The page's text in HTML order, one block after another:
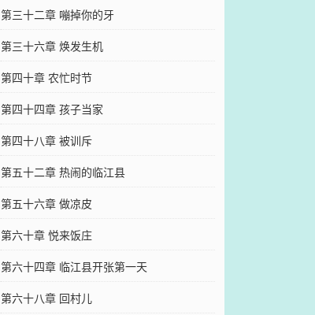
第三十二章 嘣掉你的牙
第三十六章 焕发生机
第四十章 农忙时节
第四十四章 孩子当家
第四十八章 被训斥
第五十二章 热闹的临江县
第五十六章 做凉皮
第六十章 悦来饭庄
第六十四章 临江县开张第一天
第六十八章 回村儿